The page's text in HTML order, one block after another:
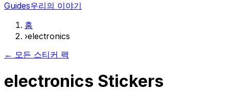
Guides우리의 이야기
홈
›electronics
← 모든 스티커 팩
electronics Stickers